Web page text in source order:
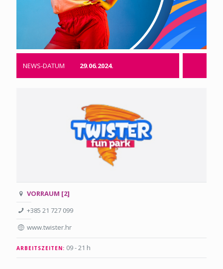
NEWS-DATUM 29.06.2024.
VORRAUM [2]
+385 21 727 099
www.twister.hr
ARBEITSZEITEN: 09 - 21 h